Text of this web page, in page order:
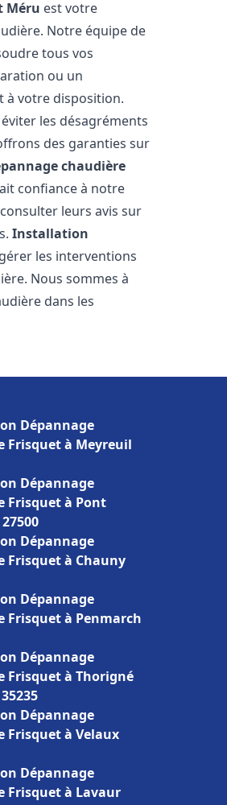
Méru est votre
Notre équipe de
tous vos
ou un
à votre disposition.
les désagréments
des garanties sur
chaudière
confiance à notre
leurs avis sur
Installation
les interventions
Nous sommes à
dans les
Dépannage
Frisquet à Meyreuil
Dépannage
Frisquet à Pont
Dépannage
Frisquet à Chauny
Dépannage
Frisquet à Penmarch
Dépannage
Frisquet à Thorigné
Dépannage
Frisquet à Velaux
Dépannage
Frisquet à Lavaur